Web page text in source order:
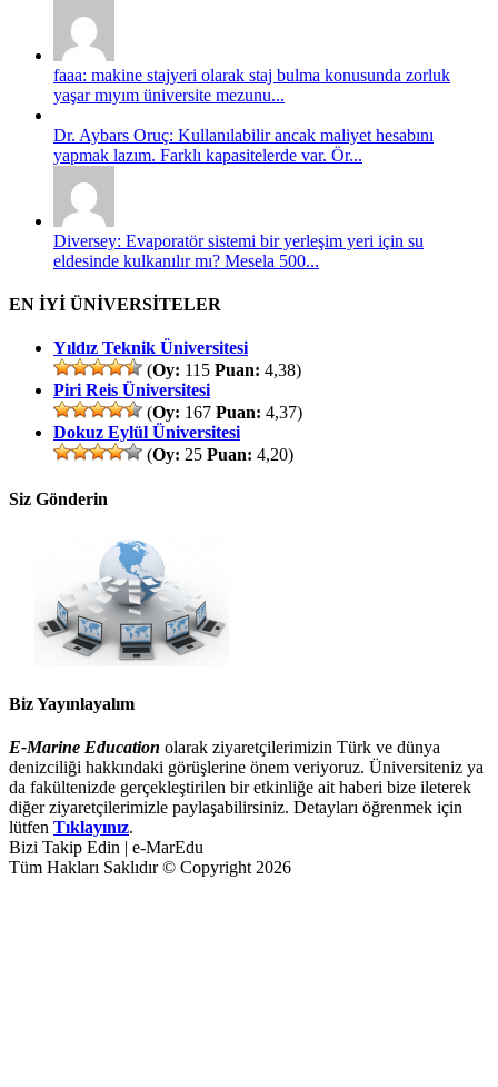
faaa: makine stajyeri olarak staj bulma konusunda zorluk
yaşar mıyım üniversite mezunu...
Dr. Aybars Oruç: Kullanılabilir ancak maliyet hesabını
yapmak lazım. Farklı kapasitelerde var. Ör...
Diversey: Evaporatör sistemi bir yerleşim yeri için su
eldesinde kulkanılır mı? Mesela 500...
EN İYİ ÜNİVERSİTELER
Yıldız Teknik Üniversitesi
(Oy: 115 Puan: 4,38)
Piri Reis Üniversitesi
(Oy: 167 Puan: 4,37)
Dokuz Eylül Üniversitesi
(Oy: 25 Puan: 4,20)
Siz Gönderin
Biz Yayınlayalım
E-Marine Education olarak ziyaretçilerimizin Türk ve dünya
denizciliği hakkındaki görüşlerine önem veriyoruz. Üniversiteniz ya
da fakültenizde gerçekleştirilen bir etkinliğe ait haberi bize ileterek
diğer ziyaretçilerimizle paylaşabilirsiniz. Detayları öğrenmek için
lütfen Tıklayınız.
Bizi Takip Edin | e-MarEdu
Tüm Hakları Saklıdır © Copyright 2026